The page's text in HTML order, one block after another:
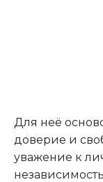
Для неё
доверие и
уважение к